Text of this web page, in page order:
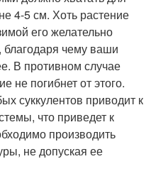
4-5 см. Хоть растение
его желательно
благодаря чему ваши
В противном случае
не погибнет от этого.
суккулентов приводит к
что приведет к
производить
не допуская ее